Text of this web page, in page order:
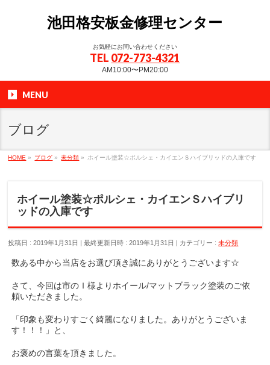
池田格安板金修理センター
お気軽にお問い合わせください
TEL 072-773-4321
AM10:00〜PM20:00
MENU
ブログ
HOME » ブログ » 未分類 » ホイール塗装☆ポルシェ・カイエンＳハイブリッドの入庫です
ホイール塗装☆ポルシェ・カイエンＳハイブリ
ッドの入庫です
投稿日 : 2019年1月31日 最終更新日時 : 2019年1月31日 カテゴリー :未分類
数ある中から当店をお選び頂き誠にありがとうございます☆
さて、今回は市のＩ様よりホイール/マットブラック塗装のご依
頼いただきました。
「印象も変わりすごく綺麗になりました。ありがとうございま
す！！！」と、
お褒めの言葉を頂きました。